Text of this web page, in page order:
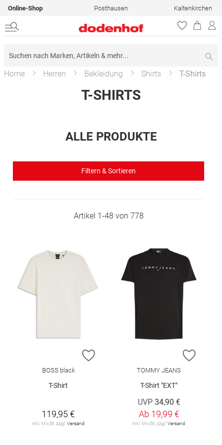
Online-Shop Posthausen Kaltenkirchen
Home Herren Bekleidung Shirts T-Shirts
T-SHIRTS
ALLE PRODUKTE
Filtern & Sortieren
Artikel 1-48 von 778
ZUR WUNSCHLISTE HINZUFÜGEN
BOSS black
T-Shirt
119,95 €
inkl. MwSt. zzgl. Versand
ZUR
TOMMY JEANS
T-Shirt "EXT"
UVP 34,90 €
Ab 19,99 €
inkl. MwSt. zzgl. Versand